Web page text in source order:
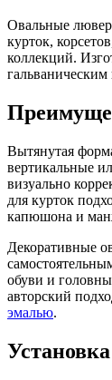
Овальные
курток,
коллекций.
Вытянутая
вертикальные
визуально
для курток
капюшона и
Декоративные
обуви и
авторский
эмалью.